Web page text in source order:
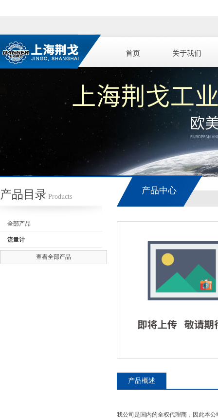
首页 关于我们
产品目录 Products
全部产品
流量计
查看全部产品
产品中心
产品概述
我公司是国内的全权代理商，因此本